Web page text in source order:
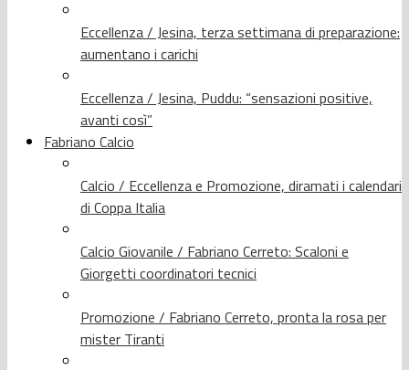
Eccellenza / Jesina, terza settimana di preparazione:
aumentano i carichi
Eccellenza / Jesina, Puddu: “sensazioni positive,
avanti così”
Fabriano Calcio
Calcio / Eccellenza e Promozione, diramati i calendari
di Coppa Italia
Calcio Giovanile / Fabriano Cerreto: Scaloni e
Giorgetti coordinatori tecnici
Promozione / Fabriano Cerreto, pronta la rosa per
mister Tiranti